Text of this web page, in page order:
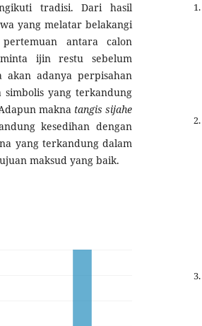
tradisi. Dari hasil
yang melatar belakangi
antara calon
ijin restu sebelum
akan adanya perpisahan
simbolis yang terkandung
makna tangis sijahe
kesedihan dengan
yang terkandung dalam
maksud yang baik.